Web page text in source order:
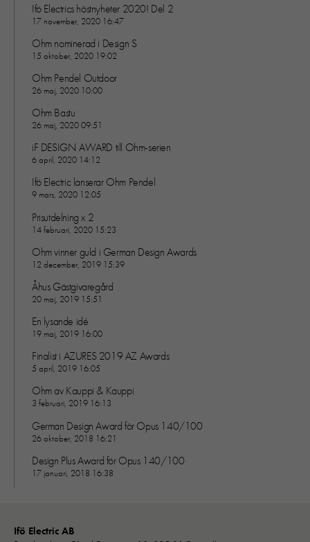
Ifö Electrics höstnyheter 2020! Del 2
17 november, 2020 16:47
Ohm nominerad i Design S
15 oktober, 2020 19:02
Ohm Pendel Outdoor
26 maj, 2020 10:00
Ohm Bastu
26 maj, 2020 09:51
iF DESIGN AWARD till Ohm-serien
6 april, 2020 14:12
Ifö Electric lanserar Ohm Pendel
9 mars, 2020 12:05
Prisutdelning x 2
14 februari, 2020 15:23
Ohm vinner guld i German Design Awards
12 december, 2019 15:39
Åhus Gästgivaregård
20 maj, 2019 15:51
En lysande idé
19 maj, 2019 16:00
Finalist i AZURES 2019 AZ Awards
5 april, 2019 16:05
Ohm av Kauppi & Kauppi
3 februari, 2019 16:13
German Design Award för Opus 140/100
26 oktober, 2018 16:21
Design Plus Award för Opus 140/100
17 januari, 2018 16:38
Ifö Electric AB
funktionalitet
Upplevelse
hemsida ska